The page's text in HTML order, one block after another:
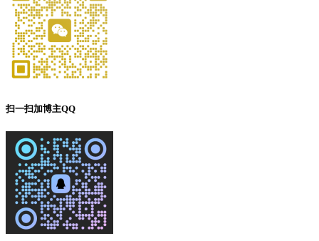
扫一扫加博主QQ